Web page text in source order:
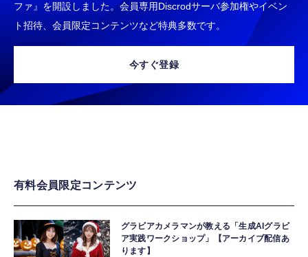
ファ』を開設しました。会員専用Discrodサーバ参加権やイベン
ト招待、会員限定コンテンツなど特典多数です。
今すぐ登録
有料会員限定コンテンツ
グラビアカメラマンが教える「生成AIグラビ
ア実践ワークショップ」【アーカイブ配信あ
ります】